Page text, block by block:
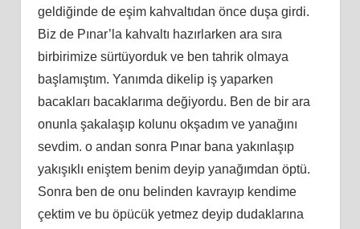
geldiğinde de eşim kahvaltıdan önce duşa girdi.
Biz de Pınar’la kahvaltı hazırlarken ara sıra
birbirimize sürtüyorduk ve ben tahrik olmaya
başlamıştım. Yanımda dikelip iş yaparken
bacakları bacaklarıma değiyordu. Ben de bir ara
onunla şakalaşıp kolunu okşadım ve yanağını
sevdim. o andan sonra Pınar bana yakınlaşıp
yakışıklı eniştem benim deyip yanağımdan öptü.
Sonra ben de onu belinden kavrayıp kendime
çektim ve bu öpücük yetmez deyip dudaklarına